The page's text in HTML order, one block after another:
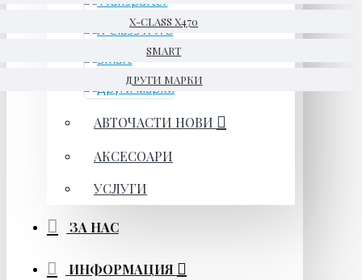
X-CLASS X470
SMART
ДРУГИ МАРКИ
АВТОЧАСТИ НОВИ
АКСЕСОАРИ
УСЛУГИ
ЗА НАС
ИНФОРМАЦИЯ